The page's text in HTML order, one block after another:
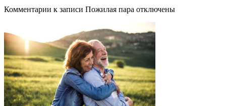
Комментарии к записи Пожилая пара отключены